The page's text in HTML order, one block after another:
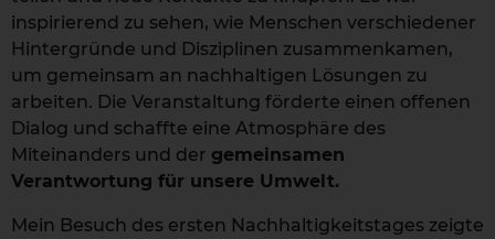
inspirierend zu sehen, wie Menschen verschiedener
Hintergründe und Disziplinen zusammenkamen,
um gemeinsam an nachhaltigen Lösungen zu
arbeiten. Die Veranstaltung förderte einen offenen
Dialog und schaffte eine Atmosphäre des
Miteinanders und der gemeinsamen
Verantwortung für unsere Umwelt.
Mein Besuch des ersten Nachhaltigkeitstages zeigte